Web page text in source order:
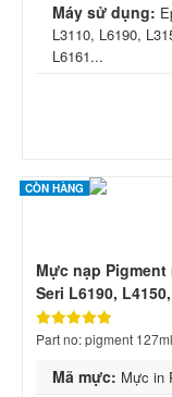
Máy sử dụng:
L3110, L6190,
L6161...
CÒN HÀNG
Mực nạp
Seri L6190,
Part no: pigment
Mã mực: Mực in